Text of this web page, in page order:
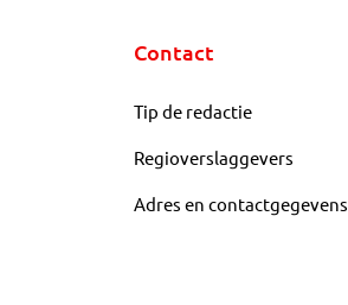
Contact
Tip de redactie
Regioverslaggevers
Adres en contactgegevens